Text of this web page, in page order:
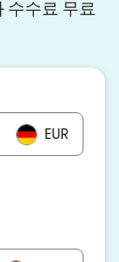
수수료 무료
EUR